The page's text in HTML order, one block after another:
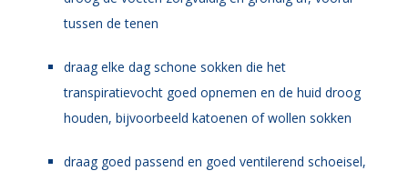
tussen de tenen
draag elke dag schone sokken die het
transpiratievocht goed opnemen en de huid droog
houden, bijvoorbeeld katoenen of wollen sokken
draag goed passend en goed ventilerend schoeisel,